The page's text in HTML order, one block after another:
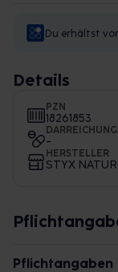
Du erhältst
Details
PZN
18261853
-
HERSTELLER
STYX
Pflichtangaben